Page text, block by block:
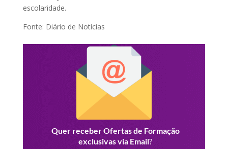
escolaridade.
Fonte: Diário de Notícias